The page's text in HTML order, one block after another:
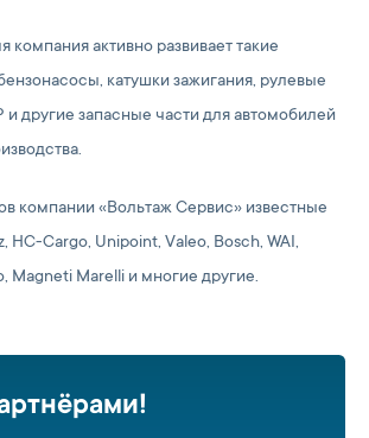
компания активно развивает такие
катушки зажигания, рулевые
и другие запасные части для автомобилей
компании «Вольтаж Сервис» известные
HC-Cargo, Unipoint, Valeo, Bosch, WAI,
Magneti Marelli и многие другие.